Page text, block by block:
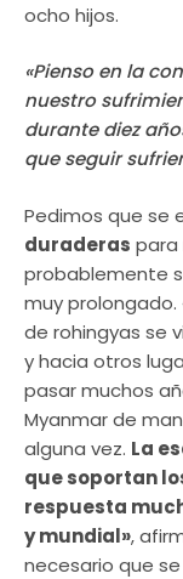
ocho hijos.
«Pienso en la
nuestro
durante diez
que seguir
Pedimos que se
duraderas para
probablemente
muy prolongado.
de rohingyas se
y hacia otros
pasar muchos
Myanmar de
alguna vez. La
que soportan
respuesta
y mundial»,
necesario que